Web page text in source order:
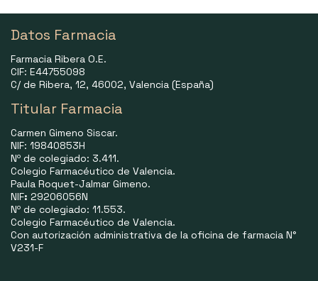
Datos Farmacia
Farmacia Ribera O.E.
CIF: E44755098
C/ de Ribera, 12, 46002, Valencia (España)
Titular Farmacia
Carmen Gimeno Siscar.
NIF: 19840853H
Nº de colegiado: 3.411.
Colegio Farmacéutico de Valencia.
Paula Roquet-Jalmar Gimeno.
NIF: 29206056N
Nº de colegiado: 11.553.
Colegio Farmacéutico de Valencia.
Con autorización administrativa de la oficina de farmacia N°
V231-F